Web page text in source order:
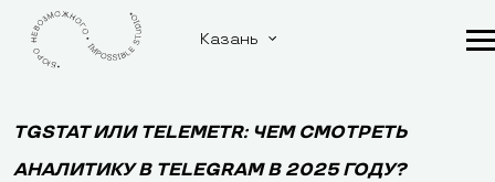
Казань
TGSTAT ИЛИ TELEMETR: ЧЕМ СМОТРЕТЬ
АНАЛИТИКУ В TELEGRAM В 2025 ГОДУ?